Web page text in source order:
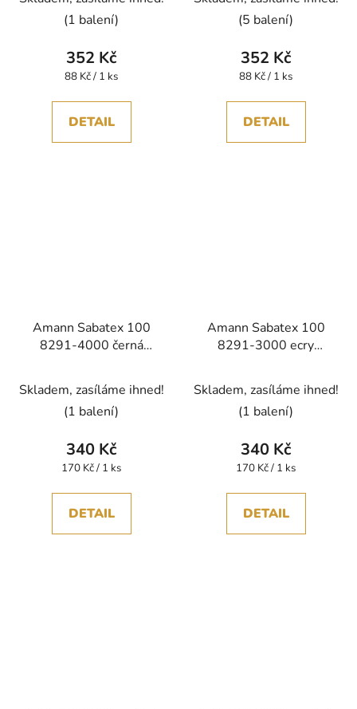
polyester 2500m
(1 balení)
352 Kč
Měrná
88 Kč / 1 ks
DETAIL
polyester 2500m
(5 balení)
352 Kč
Měrná
88 Kč / 1 ks
DETAIL
Amann Sabatex 100
8291-4000 černá
polyester 5000m
Skladem, zasíláme ihned!
(1 balení)
340 Kč
Měrná
170 Kč / 1 ks
DETAIL
Amann Sabatex 100
8291-3000 ecry
polyester 5000m
Skladem, zasíláme ihned!
(1 balení)
340 Kč
Měrná
170 Kč / 1 ks
DETAIL